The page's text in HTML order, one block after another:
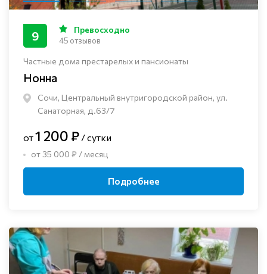
Частные дома престарелых и пансионаты
Нонна
Сочи, Центральный внутригородской район, ул.
Санаторная, д.63/7
9 Превосходно
45 отзывов
от1 200 ₽ / сутки
от 35 000 ₽ / месяц
Подробнее